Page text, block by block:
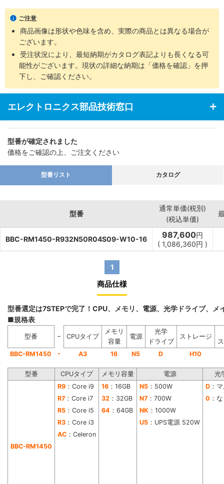
ご注意
商品画像は形状や色味を含め、実際の商品とは異なる場合が
ございます。
受注状況により、最短納期がカタログ表記よりも長くなる可
能性がございます。現状の詳細な納期は「価格を確認」を押
下し、ご確認ください。
エレクトロニクス部品技術窓口
型番が確定されました
価格をご確認の上、ご注文ください
型番リスト カタログ
型番
通常単価(税別)
(税込単価)
BBC-RM1450-R932N50R04S09-W10-16 987,600円
( 1,086,360円 )
1
商品仕様
型番選定は7STEPで完了！CPU、メモリ、電源、光学ドライブ、
■規格表
型番 − CPUタイプ
メモリ
容量
電源
光学
ドライブ
ストレージ
BBC-RM1450
- A3 16 N5 D H10
型番 CPUタイプ メモリ容量 電源 光
BBC-RM1450
R9 ：Core i9 16 ：16GB N5 ：500W D ：
R7 ：Core i7 32 ：32GB N7 ：700W 0 ：
R5 ：Core i5 64 ：64GB NK ：1000W
R3 ：Core i3 U5 ：UPS電源 520W
AC ：Celeron